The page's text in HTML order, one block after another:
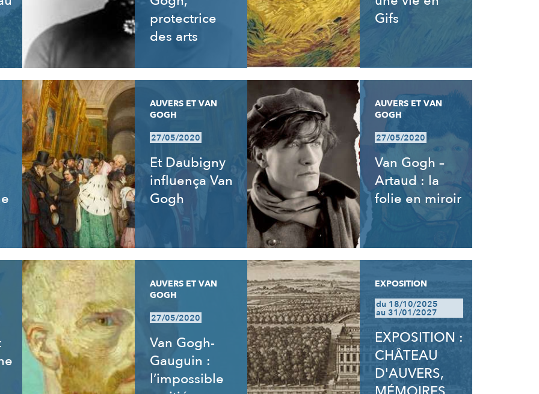
protectrice
des arts
Gifs
AUVERS ET VAN
GOGH
27/05/2020
Et Daubigny
influença Van
Gogh
AUVERS ET VAN
GOGH
27/05/2020
Van Gogh –
Artaud : la
folie en miroir
AUVERS ET VAN
GOGH
27/05/2020
Van Gogh-
Gauguin :
l’impossible
EXPOSITION
du 18/10/2025
au 31/01/2027
EXPOSITION :
CHÂTEAU
D'AUVERS,